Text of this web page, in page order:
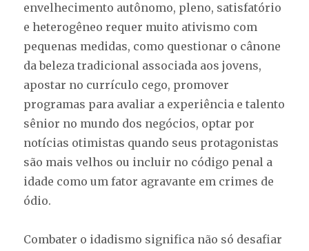
envelhecimento autônomo, pleno, satisfatório
e heterogêneo requer muito ativismo com
pequenas medidas, como questionar o cânone
da beleza tradicional associada aos jovens,
apostar no currículo cego, promover
programas para avaliar a experiência e talento
sênior no mundo dos negócios, optar por
notícias otimistas quando seus protagonistas
são mais velhos ou incluir no código penal a
idade como um fator agravante em crimes de
ódio.
Combater o idadismo significa não só desafiar